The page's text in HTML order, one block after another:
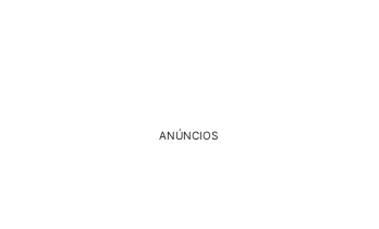
ANÚNCIOS